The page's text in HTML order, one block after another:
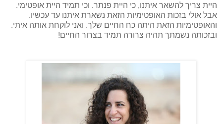
היית צריך להשאר איתנו, כי היית פנתר. וכי תמיד היית אופטימי.
אבל אולי בזכות האופטימיות הזאת נשארת איתנו עד עכשיו.
והאופטימיות הזאת היתה כח החיים שלך. ואני לוקחת אותה איתי.
ובזכותה נשמתך תהיה צרורה תמיד בצרור החיים!